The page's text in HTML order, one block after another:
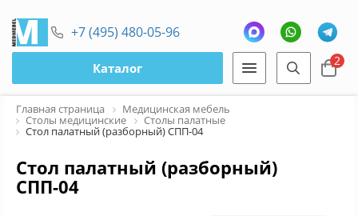
+7 (495) 480-05-96
Каталог 2
Главная страница Медицинская мебель
Столы медицинские Столы палатные
Стол палатный (разборный) СПП-04
Стол палатный (разборный)
СПП-04